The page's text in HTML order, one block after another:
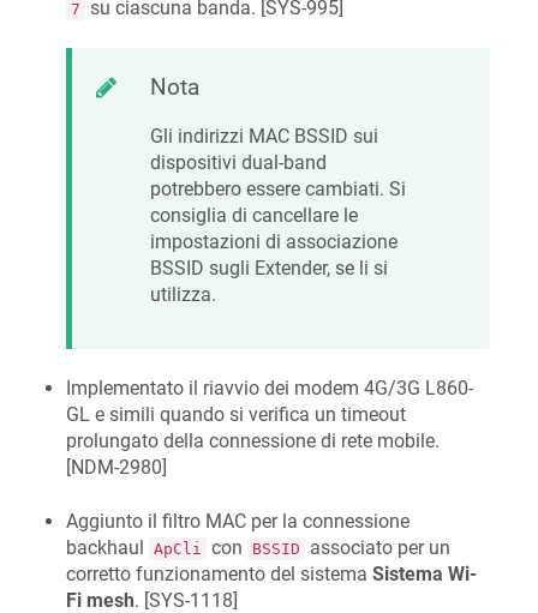
7 su ciascuna banda. [SYS-995]
Nota
Gli indirizzi MAC BSSID sui
dispositivi dual-band
potrebbero essere cambiati. Si
consiglia di cancellare le
impostazioni di associazione
BSSID sugli Extender, se li si
utilizza.
Implementato il riavvio dei modem 4G/3G L860-
GL e simili quando si verifica un timeout
prolungato della connessione di rete mobile.
[NDM-2980]
Aggiunto il filtro MAC per la connessione
backhaul ApCli con BSSID
associato per un
corretto funzionamento del sistema Sistema Wi-
Fi mesh. [SYS-1118]